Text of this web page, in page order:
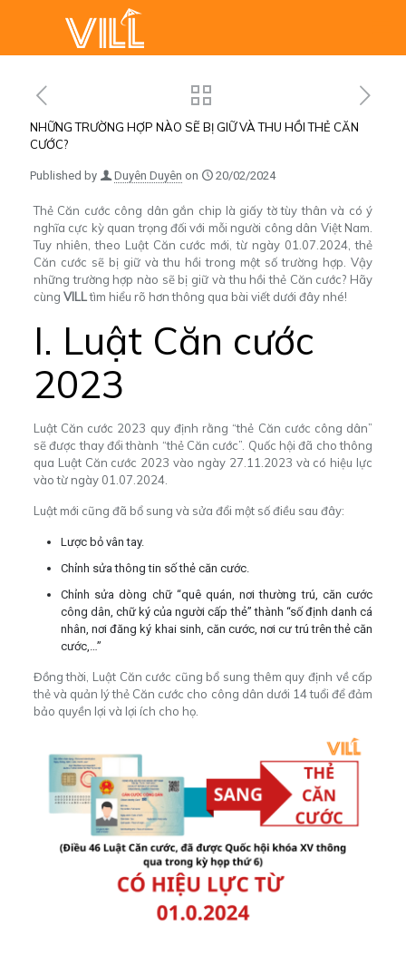
NHỮNG TRƯỜNG HỢP NÀO SẼ BỊ GIỮ VÀ THU HỒI THẺ CĂN
CƯỚC?
Published by Duyên Duyên on 20/02/2024
Thẻ Căn cước công dân gắn chip là giấy tờ tùy thân và có ý
nghĩa cực kỳ quan trọng đối với mỗi người công dân Việt Nam.
Tuy nhiên, theo Luật Căn cước mới, từ ngày 01.07.2024, thẻ
Căn cước sẽ bị giữ và thu hồi trong một số trường hợp. Vậy
những trường hợp nào sẽ bị giữ và thu hồi thẻ Căn cước? Hãy
cùng VILLtìm hiểu rõ hơn thông qua bài viết dưới đây nhé!
I. Luật Căn cước
2023
Luật Căn cước 2023 quy định rằng “thẻ Căn cước công dân”
sẽ được thay đổi thành “thẻ Căn cước”. Quốc hội đã cho thông
qua Luật Căn cước 2023 vào ngày 27.11.2023 và có hiệu lực
vào từ ngày 01.07.2024.
Luật mới cũng đã bổ sung và sửa đổi một số điều sau đây:
Lược bỏ vân tay.
Chỉnh sửa thông tin số thẻ căn cước.
Chỉnh sửa dòng chữ “quê quán, nơi thường trú, căn cước
công dân, chữ ký của người cấp thẻ” thành “số định danh cá
nhân, nơi đăng ký khai sinh, căn cước, nơi cư trú trên thẻ căn
cước,…”
Đồng thời, Luật Căn cước cũng bổ sung thêm quy định về cấp
thẻ và quản lý thẻ Căn cước cho công dân dưới 14 tuổi để đảm
bảo quyền lợi và lợi ích cho họ.